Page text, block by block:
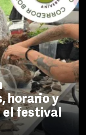
horario y
el festival